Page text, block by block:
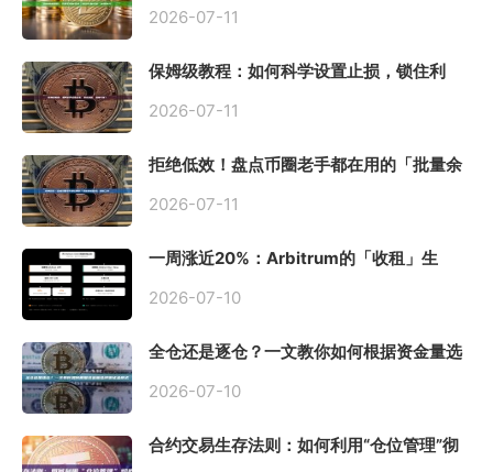
2026-07-11
保姆级教程：如何科学设置止损，锁住利
2026-07-11
拒绝低效！盘点币圈老手都在用的「批量余
2026-07-11
一周涨近20%：Arbitrum的「收租」生
2026-07-10
全仓还是逐仓？一文教你如何根据资金量选
2026-07-10
合约交易生存法则：如何利用“仓位管理”彻